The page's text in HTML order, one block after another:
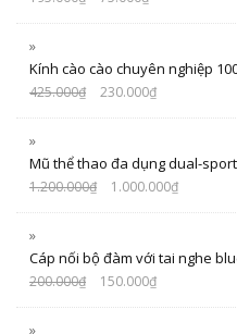
Kính cào cào chuyên nghiệp
425.000₫ 230.000₫
Mũ thể thao đa dụng dual-sport
1.200.000₫ 1.000.000₫
Cáp nối bộ đàm với tai nghe
200.000₫ 150.000₫